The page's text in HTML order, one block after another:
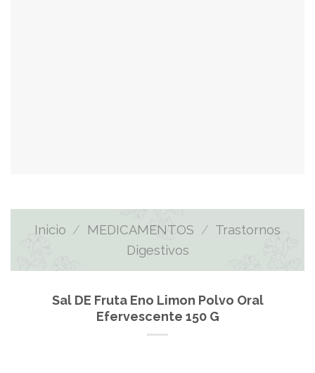
Inicio / MEDICAMENTOS / Trastornos
Digestivos
Sal DE Fruta Eno Limon Polvo Oral
Efervescente 150 G